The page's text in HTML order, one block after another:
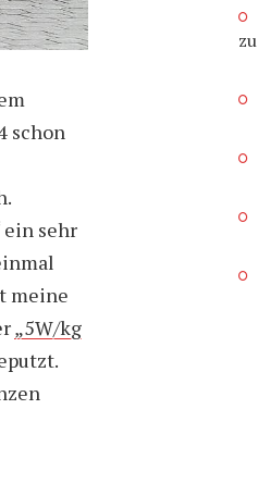
schon
ein sehr
meine
„5W/kg
zu